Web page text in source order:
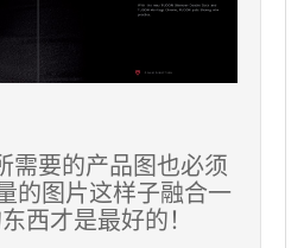
需要的产品图也必须
的图片这样子融合一
西才是最好的！